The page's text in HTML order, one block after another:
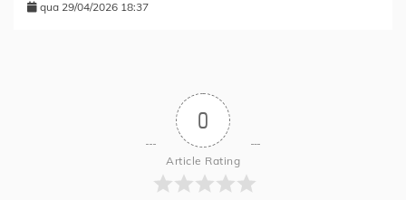
qua 29/04/2026 18:37
0
Article Rating